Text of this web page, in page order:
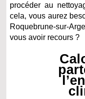
procéder au
cela, vous aurez
Roquebrune-sur-
vous avoir recours ?